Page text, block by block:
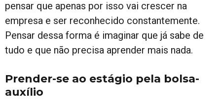
pensar que apenas por isso vai crescer na
empresa e ser reconhecido constantemente.
Pensar dessa forma é imaginar que já sabe de
tudo e que não precisa aprender mais nada.
Prender-se ao estágio pela bolsa-
auxílio